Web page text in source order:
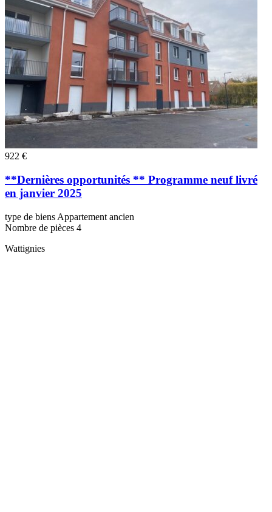
922 €
**Dernières opportunités ** Programme neuf livré
en janvier 2025
type de biens Appartement ancien
Nombre de pièces 4
Wattignies